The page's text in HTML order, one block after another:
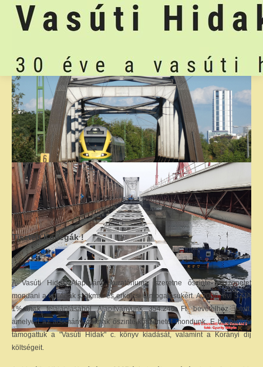
Tisztelt Kollégák !
A Vasúti Hidak Alapítvány kuratóriuma szeretne őszinte köszönetet
mondani a kollégák szakmai és erkölcsi támogatásukért. A 2006. évi SZJA
1%-ának felajánlásából Alapítványunk 354.246 Ft bevételhez jutott,
amelyért az adományozóknak őszinte köszönetet mondunk. E bevételből
támogattuk a "Vasúti Hidak" c. könyv kiadását, valamint a Korányi díj
költségeit.